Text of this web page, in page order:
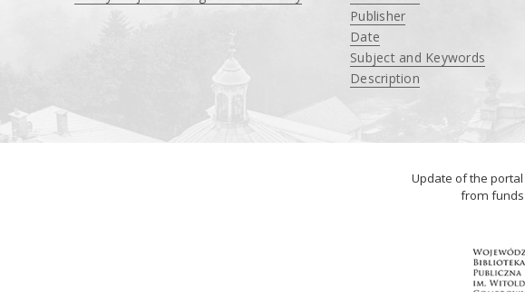
Publisher
Date
Subject and Keywords
Description
Update of the portal
from funds